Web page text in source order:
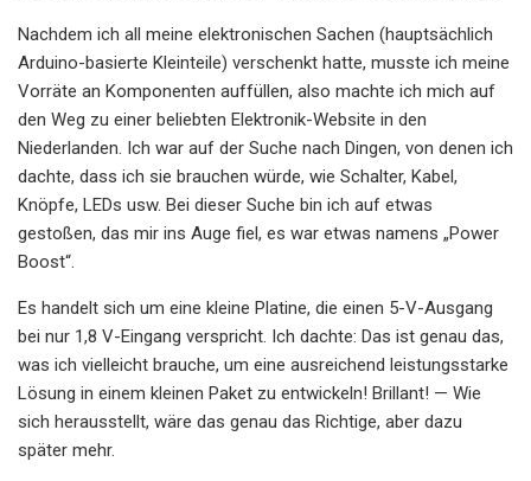
Nachdem ich all meine elektronischen Sachen (hauptsächlich
Arduino-basierte Kleinteile) verschenkt hatte, musste ich meine
Vorräte an Komponenten auffüllen, also machte ich mich auf
den Weg zu einer beliebten Elektronik-Website in den
Niederlanden. Ich war auf der Suche nach Dingen, von denen ich
dachte, dass ich sie brauchen würde, wie Schalter, Kabel,
Knöpfe, LEDs usw. Bei dieser Suche bin ich auf etwas
gestoßen, das mir ins Auge fiel, es war etwas namens „Power
Boost“.
Es handelt sich um eine kleine Platine, die einen 5-V-Ausgang
bei nur 1,8 V-Eingang verspricht. Ich dachte: Das ist genau das,
was ich vielleicht brauche, um eine ausreichend leistungsstarke
Lösung in einem kleinen Paket zu entwickeln! Brillant! — Wie
sich herausstellt, wäre das genau das Richtige, aber dazu
später mehr.